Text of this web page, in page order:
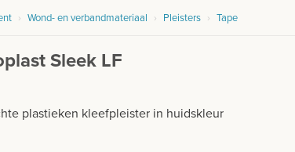
› Wond- en verbandmateriaal › Pleisters › Tape
Sleek LF
plastieken kleefpleister in huidskleur